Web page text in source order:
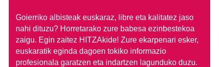
Goierriko albisteak euskaraz, libre eta kalitatez jaso
nahi dituzu? Horretarako zure babesa ezinbestekoa
zaigu. Egin zaitez HITZAkide! Zure ekarpenari esker,
euskaratik eginda dagoen tokiko informazio
profesionala garatzen eta indartzen lagunduko duzu.